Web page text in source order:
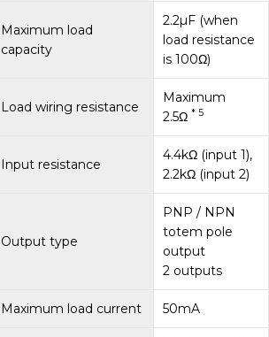
Maximum load
capacity
2.2µF (when
load resistance
is 100Ω)
Load wiring resistance
Maximum
2.5Ω * 5
Input resistance
4.4kΩ (input 1),
2.2kΩ (input 2)
Output type
PNP / NPN
totem pole
output
2 outputs
Maximum load current 50mA